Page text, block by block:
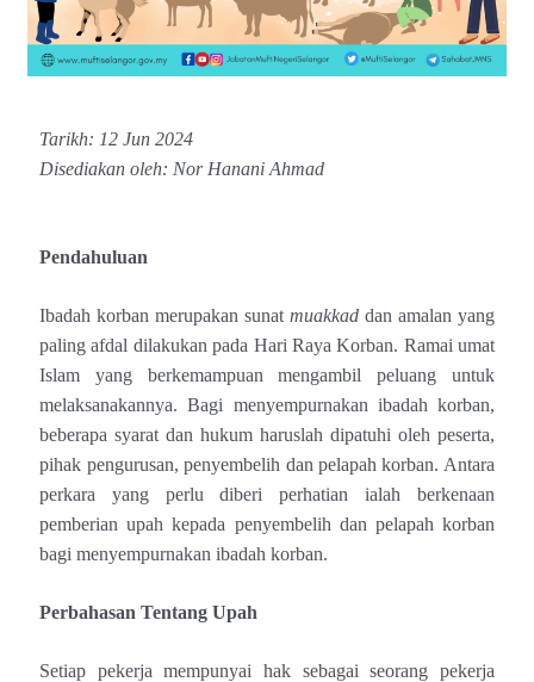
Tarikh: 12 Jun 2024
Disediakan oleh: Nor Hanani Ahmad
Pendahuluan
Ibadah korban merupakan sunat muakkad dan amalan yang
paling afdal dilakukan pada Hari Raya Korban. Ramai umat
Islam yang berkemampuan mengambil peluang untuk
melaksanakannya. Bagi menyempurnakan ibadah korban,
beberapa syarat dan hukum haruslah dipatuhi oleh peserta,
pihak pengurusan, penyembelih dan pelapah korban. Antara
perkara yang perlu diberi perhatian ialah berkenaan
pemberian upah kepada penyembelih dan pelapah korban
bagi menyempurnakan ibadah korban.
Perbahasan Tentang Upah
Setiap pekerja mempunyai hak sebagai seorang pekerja